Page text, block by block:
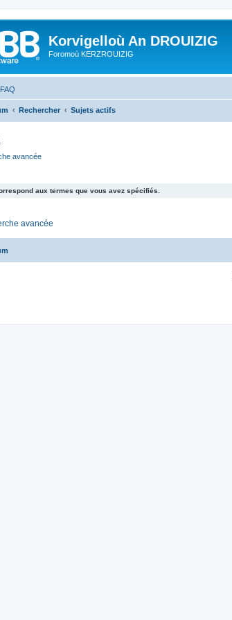
Korvigelloù An DROUIZIG
Foromoù KERZROUIZIG
FAQ
Rechercher Sujets actifs
avancée
aux termes que vous avez spécifiés.
avancée